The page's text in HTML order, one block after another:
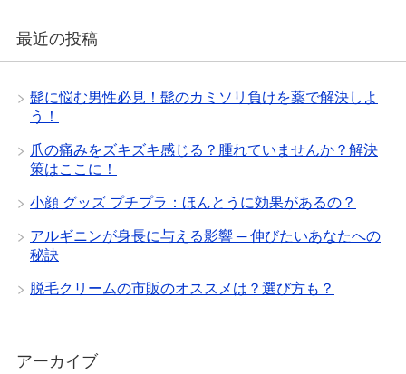
最近の投稿
髭に悩む男性必見！髭のカミソリ負けを薬で解決しよ
う！
爪の痛みをズキズキ感じる？腫れていませんか？解決
策はここに！
小顔 グッズ プチプラ：ほんとうに効果があるの？
アルギニンが身長に与える影響 ─ 伸びたいあなたへの
秘訣
脱毛クリームの市販のオススメは？選び方も？
アーカイブ